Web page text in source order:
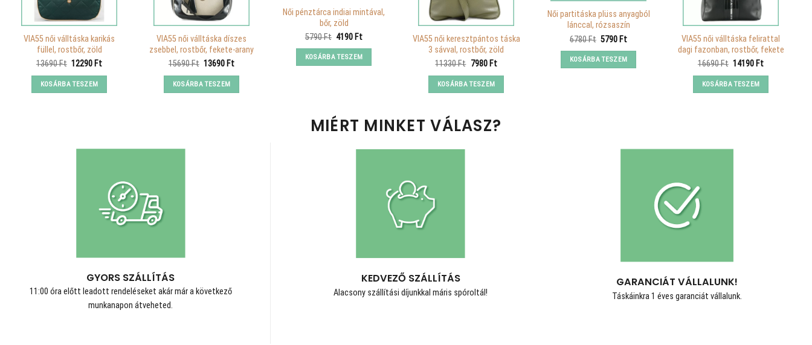
VIA55 női válltáska karikás
füllel, rostbőr, zöld
13690Ft Original
was:
13690 Ft.
12290 FtCurrent
KOSÁRBA TESZEM
VIA55 női válltáska díszes
zsebbel, rostbőr, fekete-arany
15690Ft Original
was:
15690 Ft.
13690 FtCurrent
KOSÁRBA TESZEM
Női pénztárca indiai mintával,
bőr, zöld
5790Ft Original
was:
5790 Ft.
4190 FtCurrent
is:
4190 Ft.
KOSÁRBA TESZEM
VIA55 női keresztpántos táska
3 sávval, rostbőr, zöld
11330Ft Original
was:
11330 Ft.
7980 FtCurrent
KOSÁRBA TESZEM
Női partitáska plüss anyagból
lánccal, rózsaszín
6780Ft Original
was:
6780 Ft.
5790 FtCurrent
is:
5790 Ft.
KOSÁRBA TESZEM
VIA55 női válltáska felirattal
dagi fazonban, rostbőr, fekete
16690Ft Original
was:
16690 Ft.
14190 FtCurrent
KOSÁRBA TESZEM
MIÉRT MINKET VÁLASZ?
GYORS SZÁLLÍTÁS
11:00 óra előtt leadott rendeléseket akár már a következő
munkanapon átveheted.
KEDVEZŐ SZÁLLÍTÁS
Alacsony szállítási díjunkkal máris spóroltál!
GARANCIÁT VÁLLALUNK!
Táskáinkra 1 éves garanciát vállalunk.